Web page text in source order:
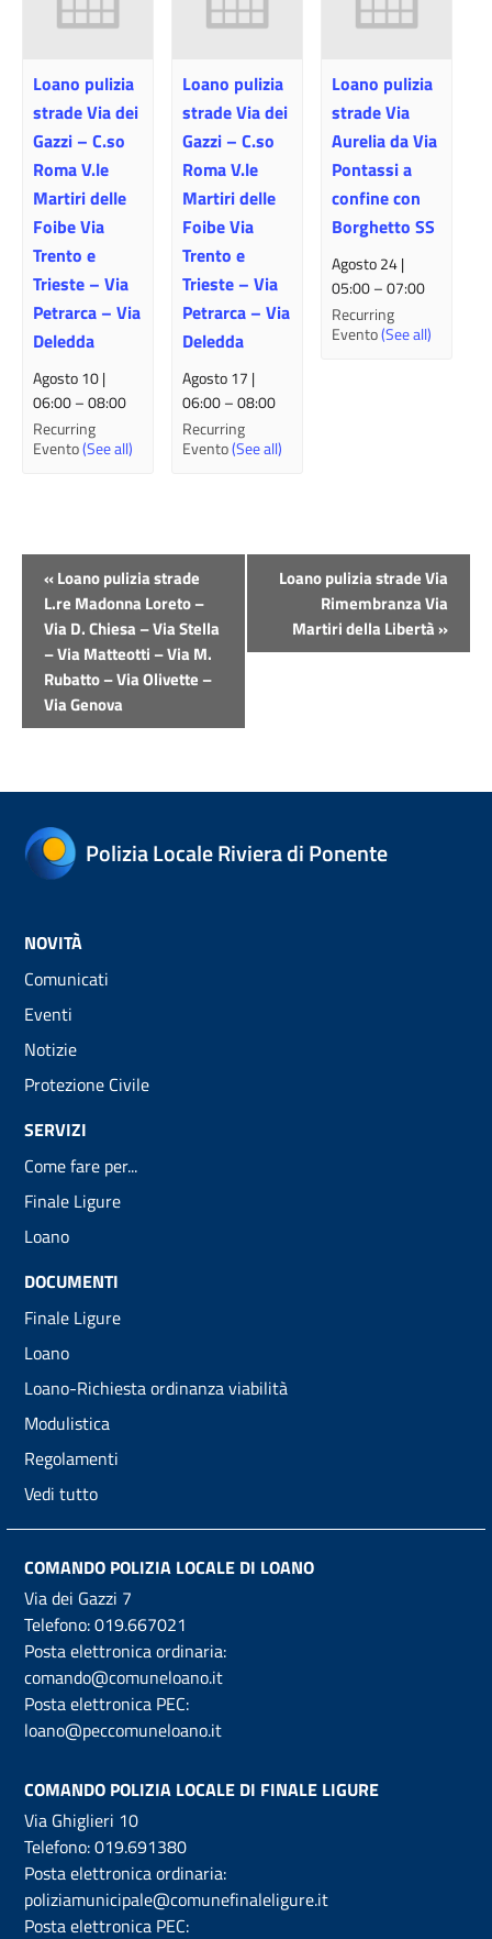
Loano pulizia
strade Via dei
Gazzi – C.so
Roma V.le
Martiri delle
Foibe Via
Trento e
Trieste – Via
Petrarca – Via
Deledda
Agosto 10 |
06:00–08:00
Recurring
Evento(See all)
Loano pulizia
strade Via dei
Gazzi – C.so
Roma V.le
Martiri delle
Foibe Via
Trento e
Trieste – Via
Petrarca – Via
Deledda
Agosto 17 |
06:00–08:00
Recurring
Evento(See all)
Loano pulizia
strade Via
Aurelia da Via
Pontassi a
confine con
Borghetto SS
Agosto 24 |
05:00–07:00
Recurring
Evento(See all)
Evento
Navigazione
«Loano pulizia strade
L.re Madonna Loreto –
Via D. Chiesa – Via Stella
– Via Matteotti – Via M.
Rubatto – Via Olivette –
Via Genova
Loano pulizia strade Via
Rimembranza Via
Martiri della Libertà»
Polizia Locale Riviera di Ponente
NOVITÀ
Comunicati
Eventi
Notizie
Protezione Civile
SERVIZI
Come fare per...
Finale Ligure
Loano
DOCUMENTI
Finale Ligure
Loano
Loano-Richiesta ordinanza viabilità
Modulistica
Regolamenti
Vedi tutto
COMANDO POLIZIA LOCALE DI LOANO
Via dei Gazzi 7
Telefono:019.667021
Posta elettronica ordinaria:
comando@comuneloano.it
Posta elettronica PEC:
loano@peccomuneloano.it
COMANDO POLIZIA LOCALE DI FINALE LIGURE
Via Ghiglieri 10
Telefono:019.691380
Posta elettronica ordinaria:
poliziamunicipale@comunefinaleligure.it
Posta elettronica PEC: